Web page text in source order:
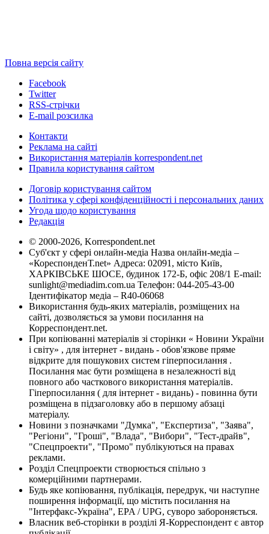
Повна версія сайту
Facebook
Twitter
RSS-стрічки
E-mail розсилка
Контакти
Реклама на сайті
Використання матеріалів korrespondent.net
Правила користування сайтом
Договір користування сайтом
Політика у сфері конфіденційності і персональних даних
Угода щодо користування
Редакція
© 2000-2026, Korrespondent.net
Суб'єкт у сфері онлайн-медіа Назва онлайн-медіа –
«КореспонденТ.net» Адреса: 02091, місто Київ,
ХАРКІВСЬКЕ ШОСЕ, будинок 172-Б, офіс 208/1 E-mail:
sunlight@mediadim.com.ua Телефон: 044-205-43-00
Ідентифікатор медіа – R40-06068
Використання будь-яких матеріалів, розміщених на
сайті, дозволяється за умови посилання на
Корреспондент.net.
При копіюванні матеріалів зі сторінки « Новини України
і світу» , для інтернет - видань - обов'язкове пряме
відкрите для пошукових систем гіперпосилання .
Посилання має бути розміщена в незалежності від
повного або часткового використання матеріалів.
Гіперпосилання ( для інтернет - видань) - повинна бути
розміщена в підзаголовку або в першому абзаці
матеріалу.
Новини з позначками "Думка", "Експертиза", "Заява",
"Регіони", "Гроші", "Влада", "Вибори", "Тест-драйв",
"Спецпроекти", "Промо" публікуються на правах
реклами.
Розділ Спецпроекти створюється спільно з
комерційними партнерами.
Будь яке копіювання, публікація, передрук, чи наступне
поширення інформації, що містить посилання на
"Інтерфакс-Україна", EPA / UPG, суворо забороняється.
Власник веб-сторінки в розділі Я-Корреспондент є автор